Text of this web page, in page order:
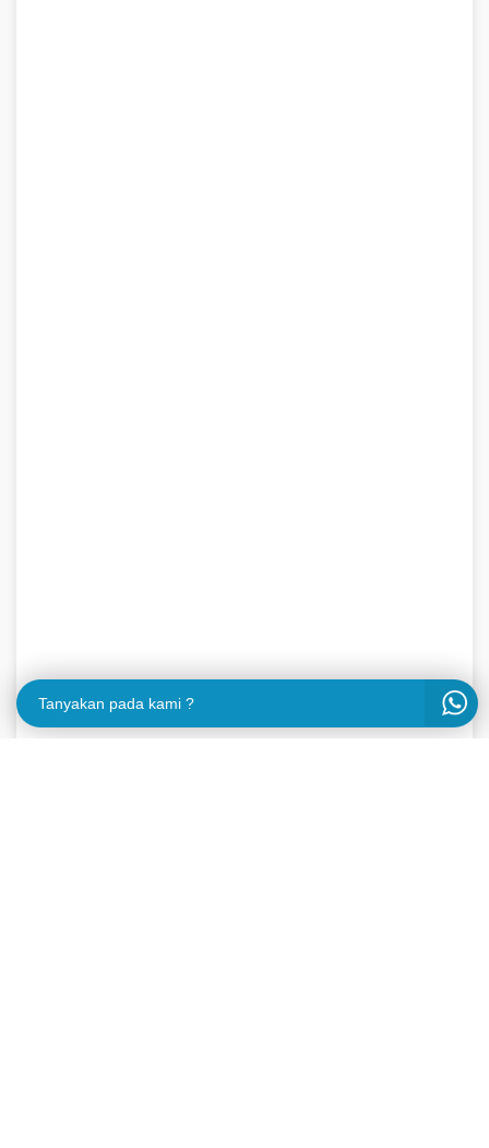
Tanyakan pada kami ?